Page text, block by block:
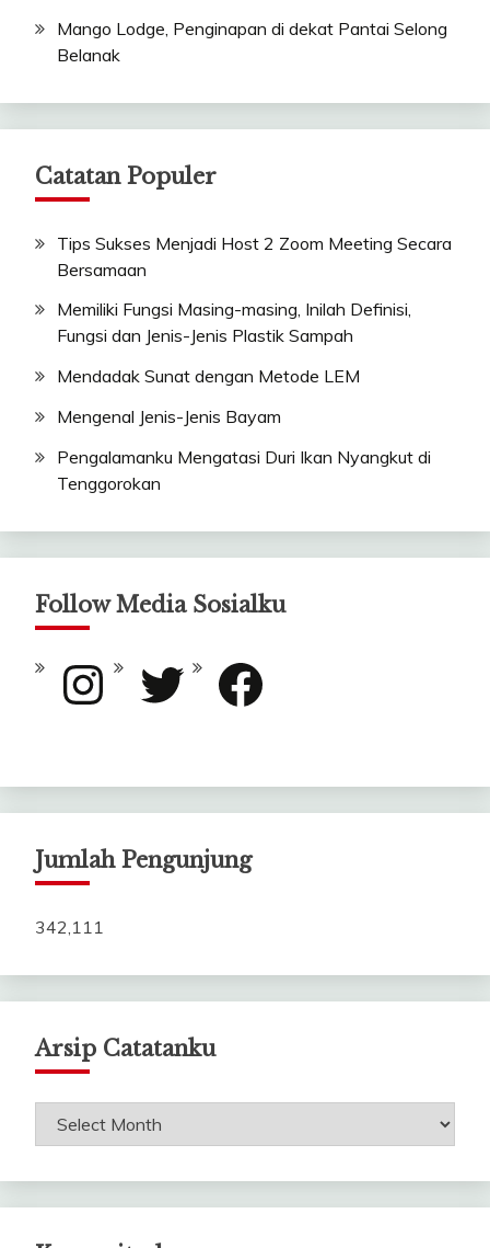
Mango Lodge, Penginapan di dekat Pantai Selong
Belanak
Catatan Populer
Tips Sukses Menjadi Host 2 Zoom Meeting Secara
Bersamaan
Memiliki Fungsi Masing-masing, Inilah Definisi,
Fungsi dan Jenis-Jenis Plastik Sampah
Mendadak Sunat dengan Metode LEM
Mengenal Jenis-Jenis Bayam
Pengalamanku Mengatasi Duri Ikan Nyangkut di
Tenggorokan
Follow Media Sosialku
Instagram Twitter Facebook
Jumlah Pengunjung
342,111
Arsip Catatanku
Arsip